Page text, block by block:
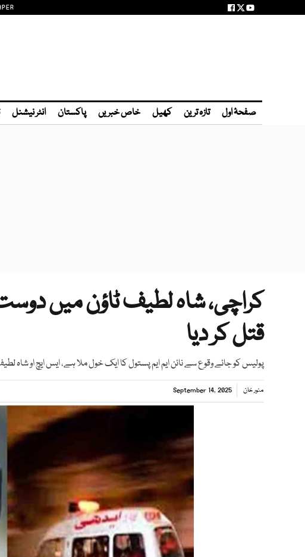
صفحۂ اول تازہ ترین کھیل خاص خبریں پاکستان انٹر نیشنل
کراچی، شاہ لطیف ٹاؤن میں
قتل کر دیا
پولیس کو جائے وقوع سے نائن ایم ایم پستول کا ایک خول ملا ہے، ایس ایچ او شاہ
منور خان September 14, 2025